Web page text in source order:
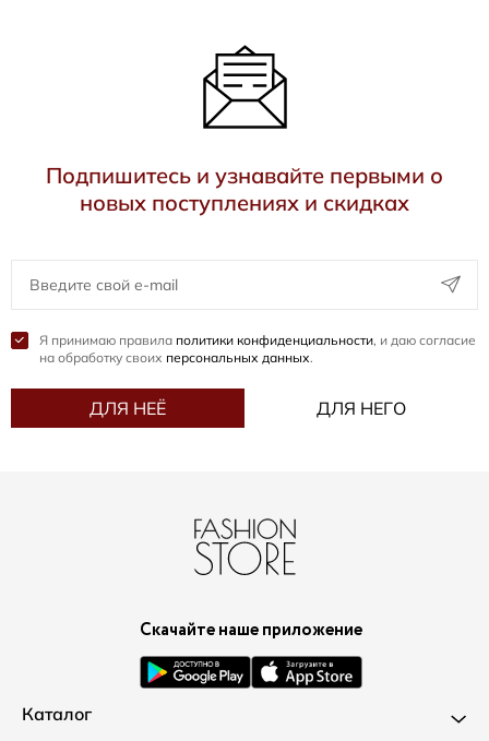
Подпишитесь и узнавайте первыми о
новых поступлениях и скидках
Я принимаю правила политики конфиденциальности, и даю согласие
на обработку своих персональных данных.
ДЛЯ НЕЁ ДЛЯ НЕГО
Скачайте наше приложение
Каталог